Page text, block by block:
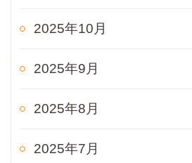
2025年10月
2025年9月
2025年8月
2025年7月